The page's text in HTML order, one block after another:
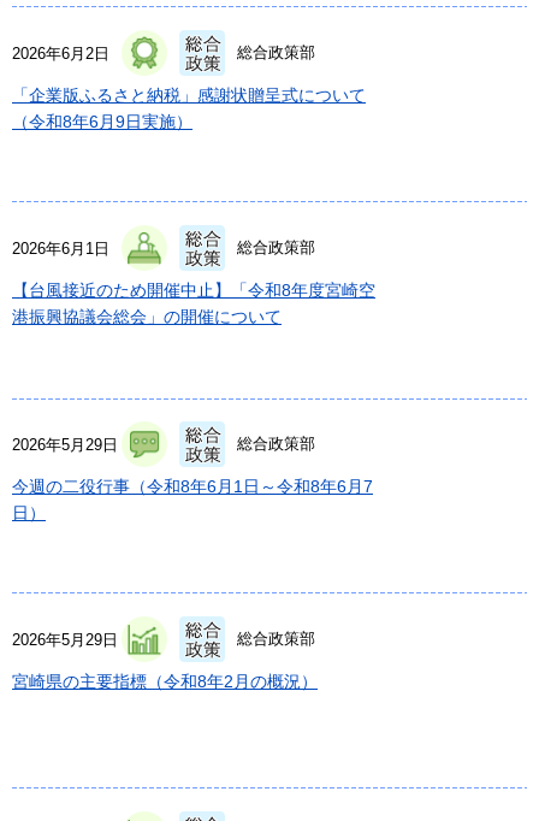
2026年6月2日 総合政策部
「企業版ふるさと納税」感謝状贈呈式について
（令和8年6月9日実施）
2026年6月1日 総合政策部
【台風接近のため開催中止】「令和8年度宮崎空
港振興協議会総会」の開催について
2026年5月29日 総合政策部
今週の二役行事（令和8年6月1日～令和8年6月7
日）
2026年5月29日 総合政策部
宮崎県の主要指標（令和8年2月の概況）